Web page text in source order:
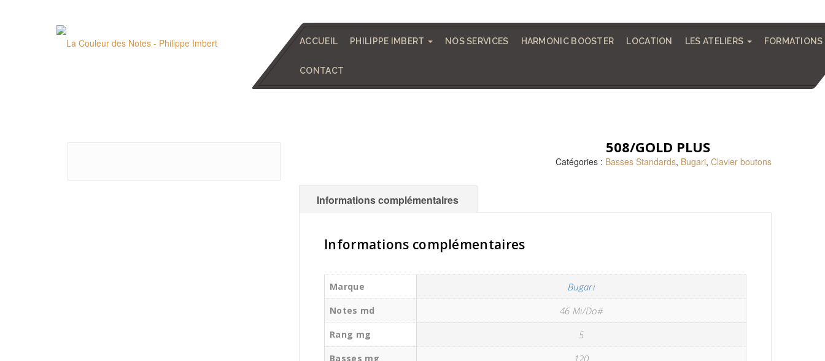
ACCUEIL PHILIPPE IMBERT NOS SERVICES HARMONIC BOOSTER LOCATION LES ATELIERS FORMATIONS
CONTACT
508/GOLD PLUS
Catégories : Basses Standards, Bugari, Clavier boutons
Informations complémentaires
Informations complémentaires
Marque Bugari
Notes md 46 Mi/Do#
Rang mg 5
Basses mg 120